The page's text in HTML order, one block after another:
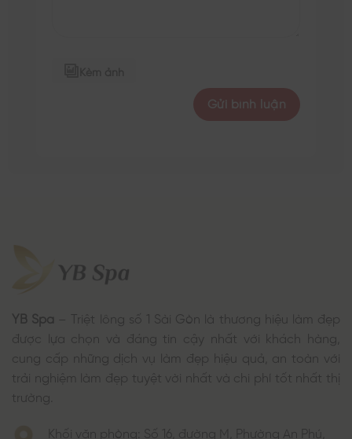
YB Spa – Triệt lông số 1 Sài Gòn là thương hiệu làm đẹp
được lựa chọn và đáng tin cậy nhất với khách hàng,
cung cấp những dịch vụ làm đẹp hiệu quả, an toàn với
trải nghiệm làm đẹp tuyệt vời nhất và chi phí tốt nhất thị
trường.
Khối văn phòng: Số 16, đường M, Phường An Phú,